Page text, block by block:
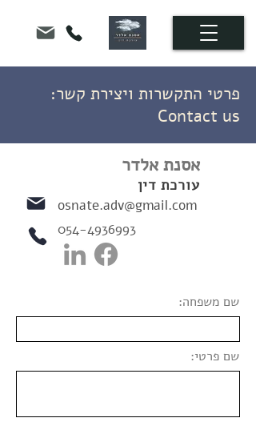
פרטי התקשרות ויצירת קשר:
Contact us
אסנת אלדר
עורכת דין
054-4936993
שם משפחה:
שם פרטי: